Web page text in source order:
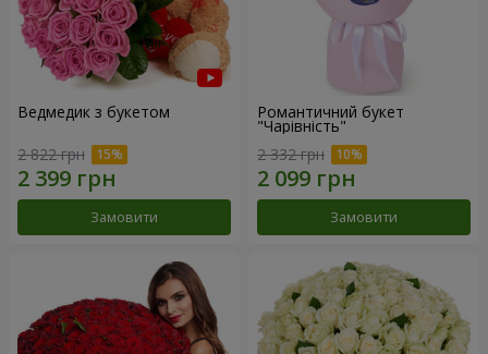
Ведмедик з букетом
2 822 грн
Замовити
Романтичний букет
"Чарівність"
2 332 грн
Замовити